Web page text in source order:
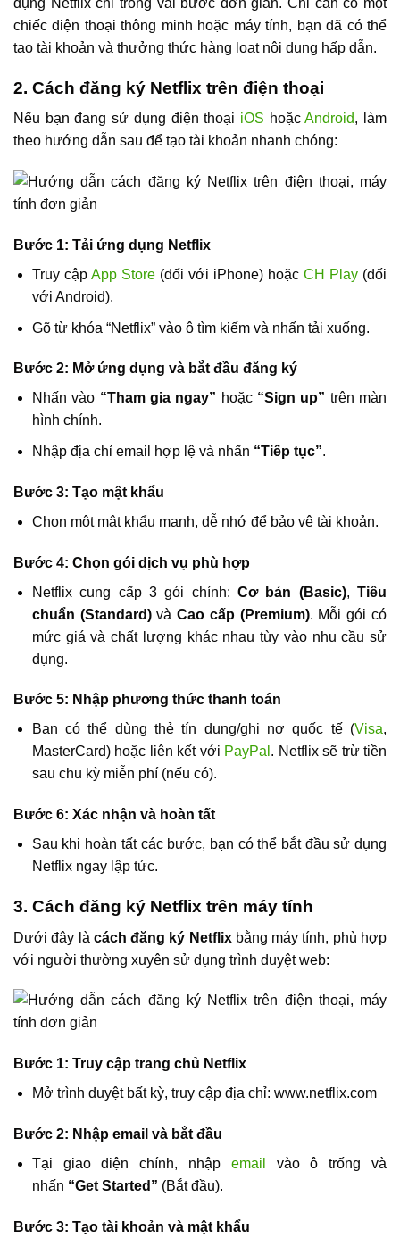
dụng Netflix chỉ trong vài bước đơn giản. Chỉ cần có một
chiếc điện thoại thông minh hoặc máy tính, bạn đã có thể
tạo tài khoản và thưởng thức hàng loạt nội dung hấp dẫn.
2. Cách đăng ký Netflix trên điện thoại
Nếu bạn đang sử dụng điện thoại iOS hoặcAndroid, làm
theo hướng dẫn sau để tạo tài khoản nhanh chóng:
Bước 1: Tải ứng dụng Netflix
Truy cập App Store(đối với iPhone) hoặc CH Play (đối
với Android).
Gõ từ khóa “Netflix” vào ô tìm kiếm và nhấn tải xuống.
Bước 2: Mở ứng dụng và bắt đầu đăng ký
Nhấn vào “Tham gia ngay” hoặc “Sign up” trên màn
hình chính.
Nhập địa chỉ email hợp lệ và nhấn “Tiếp tục”.
Bước 3: Tạo mật khẩu
Chọn một mật khẩu mạnh, dễ nhớ để bảo vệ tài khoản.
Bước 4: Chọn gói dịch vụ phù hợp
Netflix cung cấp 3 gói chính: Cơ bản (Basic),Tiêu
chuẩn (Standard)vàCao cấp (Premium). Mỗi gói có
mức giá và chất lượng khác nhau tùy vào nhu cầu sử
dụng.
Bước 5: Nhập phương thức thanh toán
Bạn có thể dùng thẻ tín dụng/ghi nợ quốc tế (Visa,
MasterCard) hoặc liên kết với PayPal . Netflix sẽ trừ tiền
sau chu kỳ miễn phí (nếu có).
Bước 6: Xác nhận và hoàn tất
Sau khi hoàn tất các bước, bạn có thể bắt đầu sử dụng
Netflix ngay lập tức.
3. Cách đăng ký Netflix trên máy tính
Dưới đây là cách đăng ký Netflixbằng máy tính, phù hợp
với người thường xuyên sử dụng trình duyệt web:
Bước 1: Truy cập trang chủ Netflix
Mở trình duyệt bất kỳ, truy cập địa chỉ: www.netflix.com
Bước 2: Nhập email và bắt đầu
Tại giao diện chính, nhập email
vào ô trống và
nhấn “Get Started” (Bắt đầu).
Bước 3: Tạo tài khoản và mật khẩu